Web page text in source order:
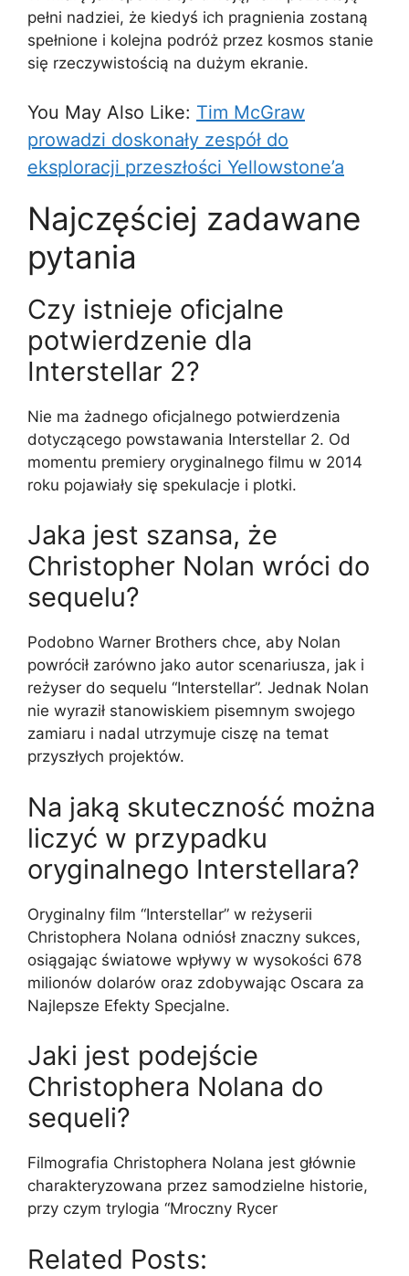
pełni nadziei, że kiedyś ich pragnienia zostaną
spełnione i kolejna podróż przez kosmos stanie
się rzeczywistością na dużym ekranie.
You May Also Like: Tim McGraw
prowadzi doskonały zespół do
eksploracji przeszłości Yellowstone’a
Najczęściej zadawane
pytania
Czy istnieje oficjalne
potwierdzenie dla
Interstellar 2?
Nie ma żadnego oficjalnego potwierdzenia
dotyczącego powstawania Interstellar 2. Od
momentu premiery oryginalnego filmu w 2014
roku pojawiały się spekulacje i plotki.
Jaka jest szansa, że
Christopher Nolan wróci do
sequelu?
Podobno Warner Brothers chce, aby Nolan
powrócił zarówno jako autor scenariusza, jak i
reżyser do sequelu “Interstellar”. Jednak Nolan
nie wyraził stanowiskiem pisemnym swojego
zamiaru i nadal utrzymuje ciszę na temat
przyszłych projektów.
Na jaką skuteczność można
liczyć w przypadku
oryginalnego Interstellara?
Oryginalny film “Interstellar” w reżyserii
Christophera Nolana odniósł znaczny sukces,
osiągając światowe wpływy w wysokości 678
milionów dolarów oraz zdobywając Oscara za
Najlepsze Efekty Specjalne.
Jaki jest podejście
Christophera Nolana do
sequeli?
Filmografia Christophera Nolana jest głównie
charakteryzowana przez samodzielne historie,
przy czym trylogia “Mroczny Rycer
Related Posts: